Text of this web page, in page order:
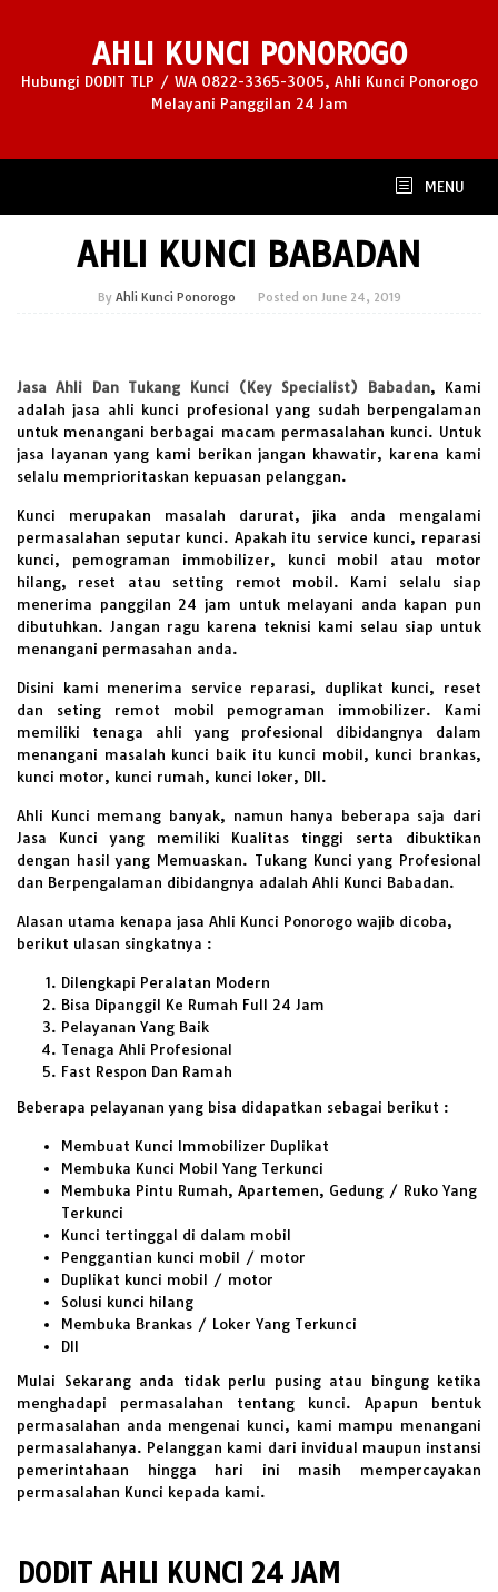
AHLI KUNCI PONOROGO
Hubungi DODIT TLP / WA 0822-3365-3005, Ahli Kunci Ponorogo
Melayani Panggilan 24 Jam
MENU
AHLI KUNCI BABADAN
By Ahli Kunci Ponorogo Posted on June 24, 2019
Jasa Ahli Dan Tukang Kunci (Key Specialist) Babadan, Kami
adalah jasa ahli kunci profesional yang sudah berpengalaman
untuk menangani berbagai macam permasalahan kunci. Untuk
jasa layanan yang kami berikan jangan khawatir, karena kami
selalu memprioritaskan kepuasan pelanggan.
Kunci merupakan masalah darurat, jika anda mengalami
permasalahan seputar kunci. Apakah itu service kunci, reparasi
kunci, pemograman immobilizer, kunci mobil atau motor
hilang, reset atau setting remot mobil. Kami selalu siap
menerima panggilan 24 jam untuk melayani anda kapan pun
dibutuhkan. Jangan ragu karena teknisi kami selau siap untuk
menangani permasahan anda.
Disini kami menerima service reparasi, duplikat kunci, reset
dan seting remot mobil pemograman immobilizer. Kami
memiliki tenaga ahli yang profesional dibidangnya dalam
menangani masalah kunci baik itu kunci mobil, kunci brankas,
kunci motor, kunci rumah, kunci loker, Dll.
Ahli Kunci memang banyak, namun hanya beberapa saja dari
Jasa Kunci yang memiliki Kualitas tinggi serta dibuktikan
dengan hasil yang Memuaskan. Tukang Kunci yang Profesional
dan Berpengalaman dibidangnya adalah Ahli Kunci Babadan.
Alasan utama kenapa jasa Ahli Kunci Ponorogo wajib dicoba,
berikut ulasan singkatnya :
Dilengkapi Peralatan Modern
Bisa Dipanggil Ke Rumah Full 24 Jam
Pelayanan Yang Baik
Tenaga Ahli Profesional
Fast Respon Dan Ramah
Beberapa pelayanan yang bisa didapatkan sebagai berikut :
Membuat Kunci Immobilizer Duplikat
Membuka Kunci Mobil Yang Terkunci
Membuka Pintu Rumah, Apartemen, Gedung / Ruko Yang
Terkunci
Kunci tertinggal di dalam mobil
Penggantian kunci mobil / motor
Duplikat kunci mobil / motor
Solusi kunci hilang
Membuka Brankas / Loker Yang Terkunci
Dll
Mulai Sekarang anda tidak perlu pusing atau bingung ketika
menghadapi permasalahan tentang kunci. Apapun bentuk
permasalahan anda mengenai kunci, kami mampu menangani
permasalahanya. Pelanggan kami dari invidual maupun instansi
pemerintahaan hingga hari ini masih mempercayakan
permasalahan Kunci kepada kami.
DODIT AHLI KUNCI 24 JAM